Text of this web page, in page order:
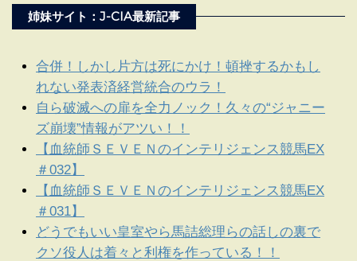
姉妹サイト：J-CIA最新記事
合併！しかし片方は死にかけ！頓挫するかもし
れない発表済経営統合のウラ！
自ら破滅への扉を全力ノック！久々の“ジャニー
ズ崩壊”情報がアツい！！
【血統師ＳＥＶＥＮのインテリジェンス競馬EX
＃032】
【血統師ＳＥＶＥＮのインテリジェンス競馬EX
＃031】
どうでもいい皇室やら馬詰総理らの話しの裏で
クソ役人は着々と利権を作っている！！